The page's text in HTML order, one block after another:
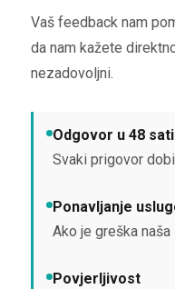
Vaš feedback nam
da nam kažete
nezadovoljni.
Odgovor u 48 sati
Svaki prigovor
Ponavljanje
Ako je greška
Povjerljivost